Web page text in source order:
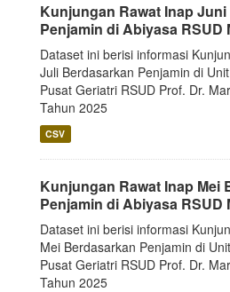
Kunjungan Rawat Inap
Penjamin di Abiyasa RSUD
Dataset ini berisi informasi
Juli Berdasarkan Penjamin di
Pusat Geriatri RSUD Prof. Dr.
Tahun 2025
CSV
Kunjungan Rawat Inap Mei
Penjamin di Abiyasa RSUD
Dataset ini berisi informasi
Mei Berdasarkan Penjamin di
Pusat Geriatri RSUD Prof. Dr.
Tahun 2025